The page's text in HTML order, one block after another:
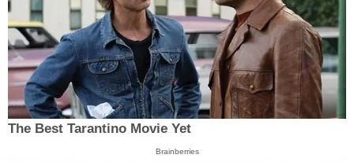
The Best Tarantino Movie Yet
Brainberries